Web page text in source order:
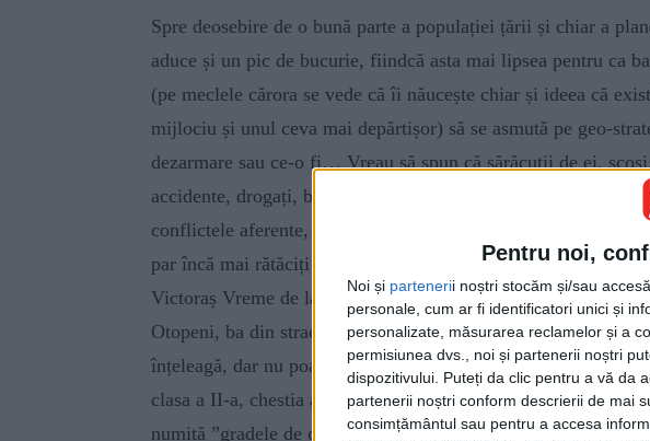
Pentru noi,
Noi și partenerii noștri stocăm și/sau
personale, cum ar fi identificatori unici și
personalizate, măsurarea reclamelor și a
permisiunea dvs., noi și partenerii noștri
dispozitivului. Puteți da clic pentru a vă da
partenerii noștri conform descrierii de mai
consimțământul sau pentru a accesa
Spre deosebire de o bună parte a populației țării și chiar a
aduce și un pic de bucurie, fiindcă asta mai lipsea pentru ca
(pe meclele cărora se vede că îi năucește chiar și ideea că
mijlociu și unul ceva mai depărtișor) să se asmută pe geo-
dezarmare sau ce-o fi… Vreau să spun că sărăcuții de ei,
accidente, drogați, bețivi și doamne (ca aia a lu’ Ferrari!), și
conflictele aferente, care e de mirare că se pot produce
par încă mai rătăciți decît îi făcea canicula de as’ vară.
Victoraș Vreme de la România TV, care nu mai prididește să
Otopeni, ba din stradă ori chiar din studioul postului, tot ce
înțeleagă, dar nu poate. Așa cum n-a putut să înțeleagă la
clasa a II-a, chestia aia îngrozitor de complicată și de
numită ”gradele de comparație ale adjectivelor”, dovadă fiind